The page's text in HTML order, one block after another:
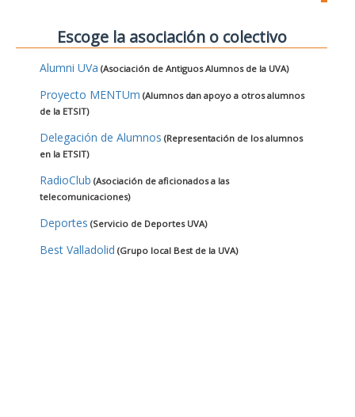
Escoge la asociación o colectivo
Alumni UVa (Asociación de Antiguos Alumnos de la UVA)
Proyecto MENTUm (Alumnos dan apoyo a otros alumnos
de la ETSIT)
Delegación de Alumnos (Representación de los alumnos
en la ETSIT)
RadioClub (Asociación de aficionados a las
telecomunicaciones)
Deportes (Servicio de Deportes UVA)
Best Valladolid (Grupo local Best de la UVA)